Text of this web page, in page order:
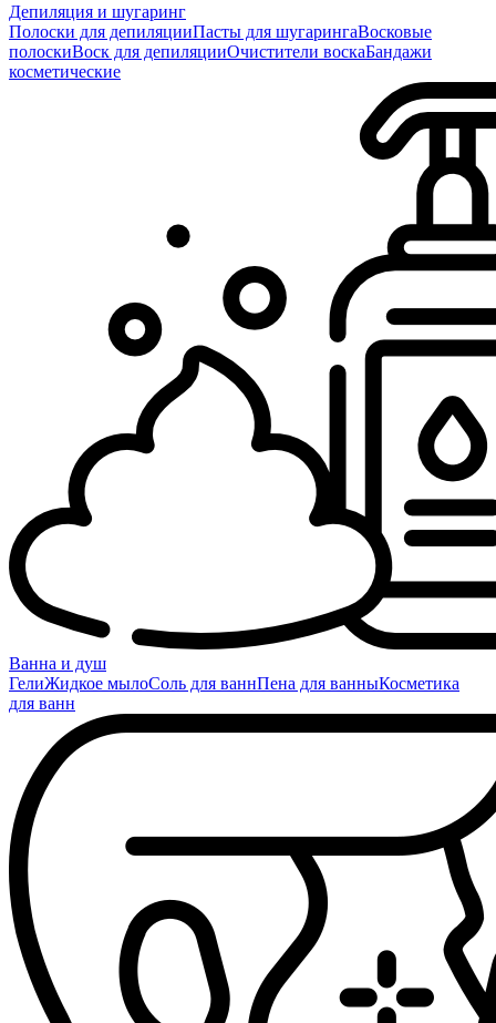
Депиляция и шугаринг
Полоски для депиляцииПасты для шугарингаВосковые
полоскиВоск для депиляцииОчистители воскаБандажи
косметические
Ванна и душ
ГелиЖидкое мылоСоль для ваннПена для ванныКосметика
для ванн